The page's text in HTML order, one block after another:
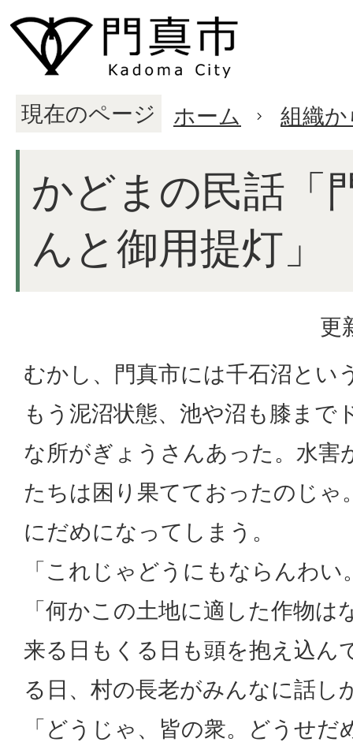
現在のページ ホーム 組織
かどまの民話「
んと御用提灯」
更
むかし、門真市には千石沼とい
もう泥沼状態、池や沼も膝まで
な所がぎょうさんあった。水害
たちは困り果てておったのじゃ
にだめになってしまう。
「これじゃどうにもならんわい
「何かこの土地に適した作物は
来る日もくる日も頭を抱え込ん
る日、村の長老がみんなに話し
「どうじゃ、皆の衆。どうせ